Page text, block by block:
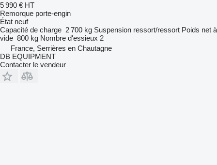
5 990 € HT
Remorque porte-engin
État neuf
Capacité de charge 2 700 kg Suspension ressort/ressort Poids net à
vide 800 kg Nombre d'essieux 2
France, Serrières en Chautagne
DB EQUIPMENT
Contacter le vendeur